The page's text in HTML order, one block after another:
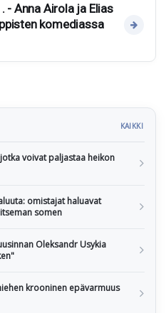
- Anna Airola ja Elias
komediassa
KAIKKI
voivat paljastaa heikon
omistajat haluavat
somen
Oleksandr Usykia
krooninen epävarmuus